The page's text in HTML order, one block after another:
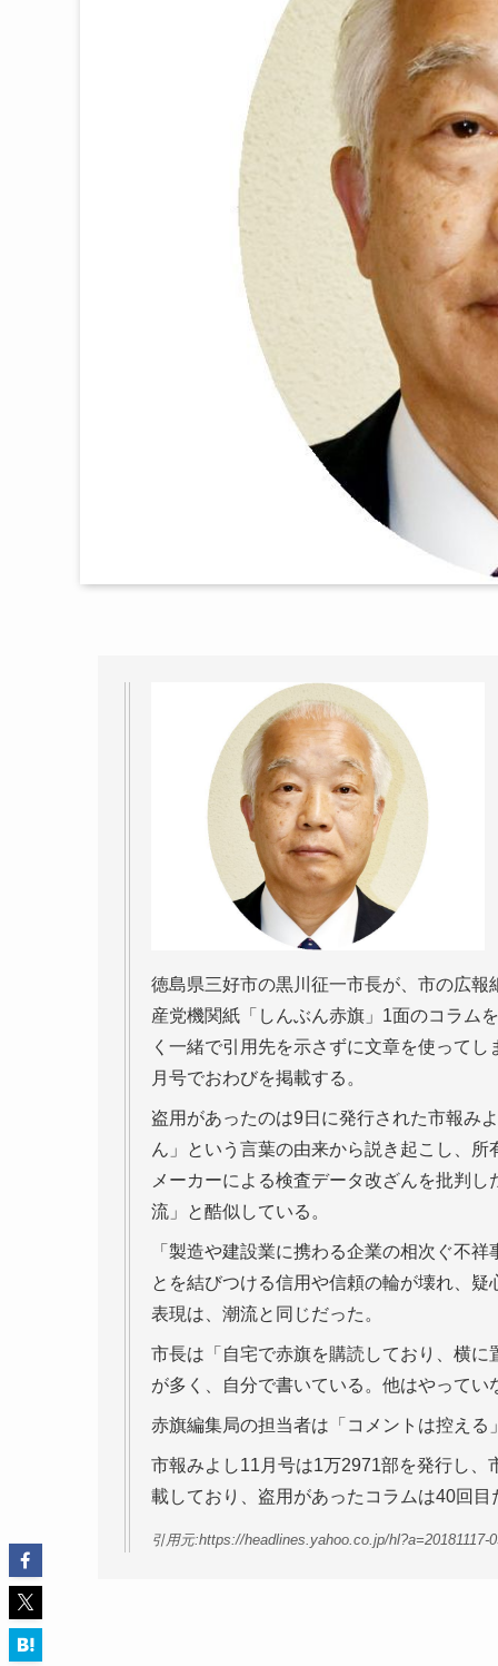
徳島県三好市の黒川征一市長が、市の広
産党機関紙「しんぶん赤旗」1面のコラム
く一緒で引用先を示さずに文章を使って
月号でおわびを掲載する。
盗用があったのは9日に発行された市報み
ん」という言葉の由来から説き起こし、
メーカーによる検査データ改ざんを批判
流」と酷似している。
「製造や建設業に携わる企業の相次ぐ不
とを結びつける信用や信頼の輪が壊れ、
表現は、潮流と同じだった。
市長は「自宅で赤旗を購読しており、横
が多く、自分で書いている。他はやってい
赤旗編集局の担当者は「コメントは控える
市報みよし11月号は1万2971部を発行し
載しており、盗用があったコラムは40回目
引用元:https://headlines.yahoo.co.jp/hl?a=20181117-